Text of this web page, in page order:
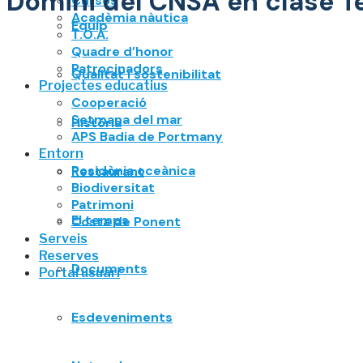
Acadèmia nàutica
T.O.A.
Quadre d’honor
Patrocinadors
Projectes educatius
Cooperació
Setmana del mar
APS Badia de Portmany
Entorn
Posidònia oceànica
Biodiversitat
Patrimoni
Costa de Ponent
Serveis
Reserves
Portal usuari
Equip
Qualitat i sostenibilitat
Història
Restaurant
El temps
Documents
Esdeveniments